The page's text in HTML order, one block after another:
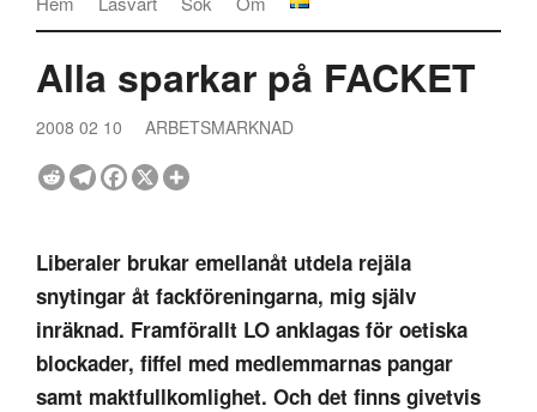
Alla sparkar på FACKET
2008 02 10 ARBETSMARKNAD
Liberaler brukar emellanåt utdela rejäla
snytingar åt fackföreningarna, mig själv
inräknad. Framförallt LO anklagas för oetiska
blockader, fiffel med medlemmarnas pangar
samt maktfullkomlighet. Och det finns givetvis